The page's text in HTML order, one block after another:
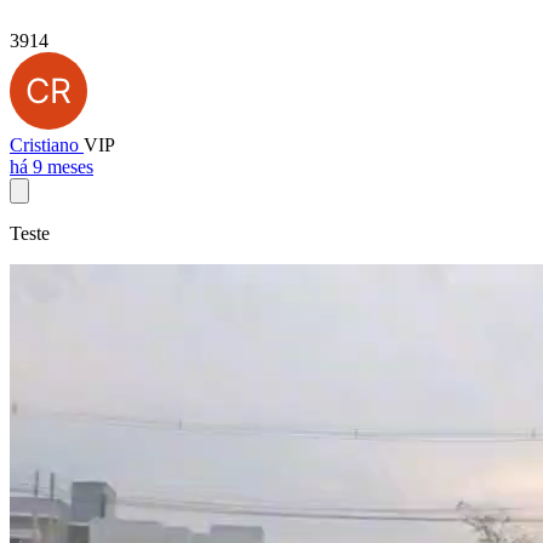
3914
Cristiano VIP
há 9 meses
Teste